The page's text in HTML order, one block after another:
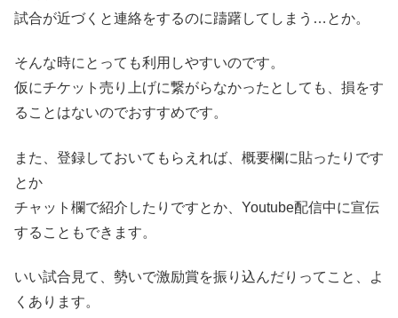
試合が近づくと連絡をするのに躊躇してしまう…とか。
そんな時にとっても利用しやすいのです。
仮にチケット売り上げに繋がらなかったとしても、損をす
ることはないのでおすすめです。
また、登録しておいてもらえれば、概要欄に貼ったりです
とか
チャット欄で紹介したりですとか、Youtube配信中に宣伝
することもできます。
いい試合見て、勢いで激励賞を振り込んだりってこと、よ
くあります。